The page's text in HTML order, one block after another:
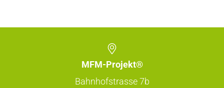
MFM-Projekt®
Bahnhofstrasse 7b